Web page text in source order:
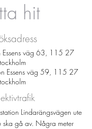
hit
väg 63, 115 27
Essens väg 59, 115 27
Lindarängsvägen ute
gå av. Några meter